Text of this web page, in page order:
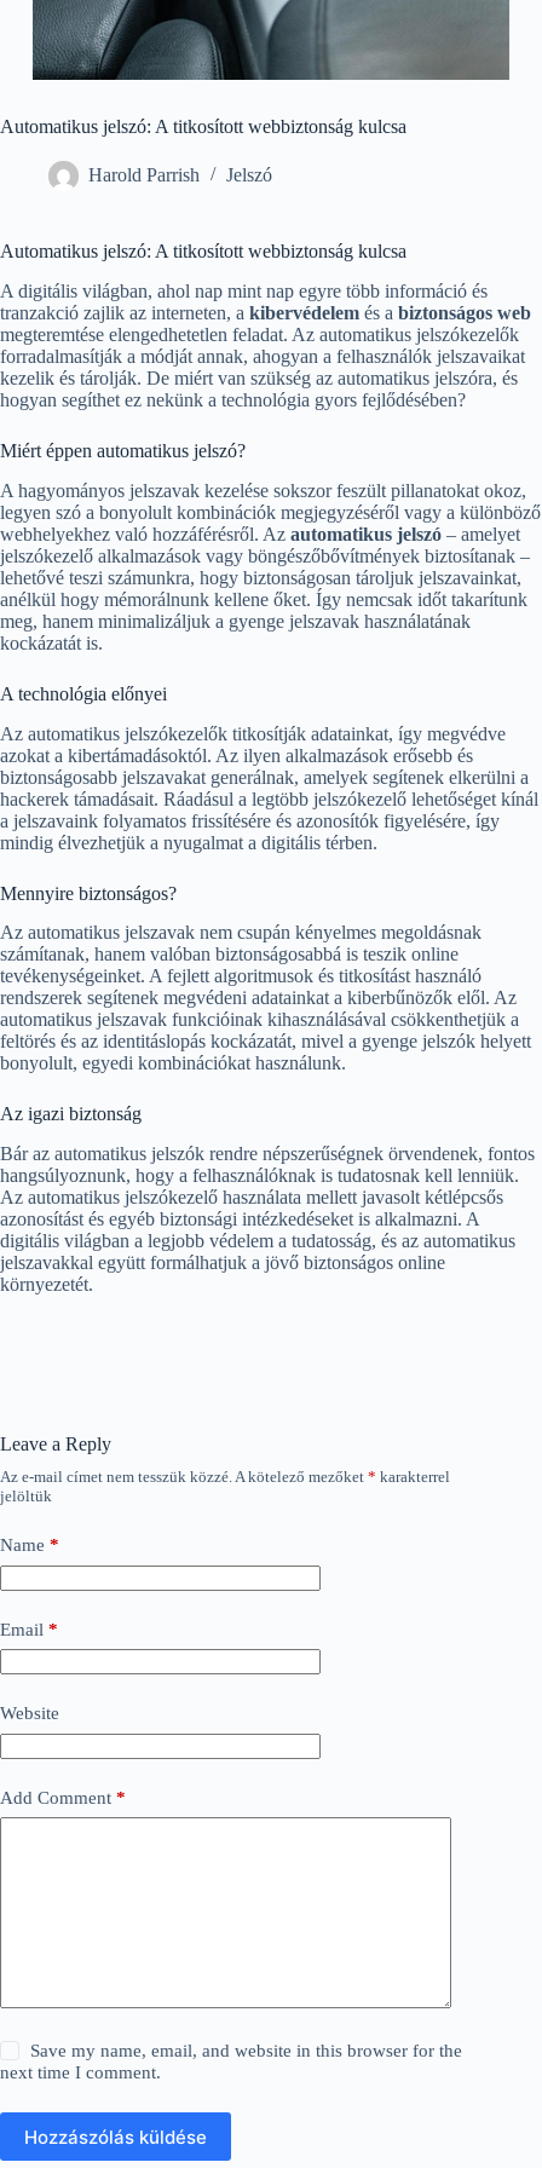
Automatikus jelszó: A titkosított webbiztonság kulcsa
Harold Parrish Jelszó
Automatikus jelszó: A titkosított webbiztonság kulcsa
A digitális világban, ahol nap mint nap egyre több információ és
tranzakció zajlik az interneten, a kibervédelem és a biztonságos web
megteremtése elengedhetetlen feladat. Az automatikus jelszókezelők
forradalmasítják a módját annak, ahogyan a felhasználók jelszavaikat
kezelik és tárolják. De miért van szükség az automatikus jelszóra, és
hogyan segíthet ez nekünk a technológia gyors fejlődésében?
Miért éppen automatikus jelszó?
A hagyományos jelszavak kezelése sokszor feszült pillanatokat okoz,
legyen szó a bonyolult kombinációk megjegyzéséről vagy a különböző
webhelyekhez való hozzáférésről. Az automatikus jelszó – amelyet
jelszókezelő alkalmazások vagy böngészőbővítmények biztosítanak –
lehetővé teszi számunkra, hogy biztonságosan tároljuk jelszavainkat,
anélkül hogy mémorálnunk kellene őket. Így nemcsak időt takarítunk
meg, hanem minimalizáljuk a gyenge jelszavak használatának
kockázatát is.
A technológia előnyei
Az automatikus jelszókezelők titkosítják adatainkat, így megvédve
azokat a kibertámadásoktól. Az ilyen alkalmazások erősebb és
biztonságosabb jelszavakat generálnak, amelyek segítenek elkerülni a
hackerek támadásait. Ráadásul a legtöbb jelszókezelő lehetőséget kínál
a jelszavaink folyamatos frissítésére és azonosítók figyelésére, így
mindig élvezhetjük a nyugalmat a digitális térben.
Mennyire biztonságos?
Az automatikus jelszavak nem csupán kényelmes megoldásnak
számítanak, hanem valóban biztonságosabbá is teszik online
tevékenységeinket. A fejlett algoritmusok és titkosítást használó
rendszerek segítenek megvédeni adatainkat a kiberbűnözők elől. Az
automatikus jelszavak funkcióinak kihasználásával csökkenthetjük a
feltörés és az identitáslopás kockázatát, mivel a gyenge jelszók helyett
bonyolult, egyedi kombinációkat használunk.
Az igazi biztonság
Bár az automatikus jelszók rendre népszerűségnek örvendenek, fontos
hangsúlyoznunk, hogy a felhasználóknak is tudatosnak kell lenniük.
Az automatikus jelszókezelő használata mellett javasolt kétlépcsős
azonosítást és egyéb biztonsági intézkedéseket is alkalmazni. A
digitális világban a legjobb védelem a tudatosság, és az automatikus
jelszavakkal együtt formálhatjuk a jövő biztonságos online
környezetét.
Leave a Reply
Az e-mail címet nem tesszük közzé.A kötelező mezőket * karakterrel
jelöltük
Name *
Email *
Website
Add Comment *
Save my name, email, and website in this browser for the
next time I comment.
Hozzászólás küldése